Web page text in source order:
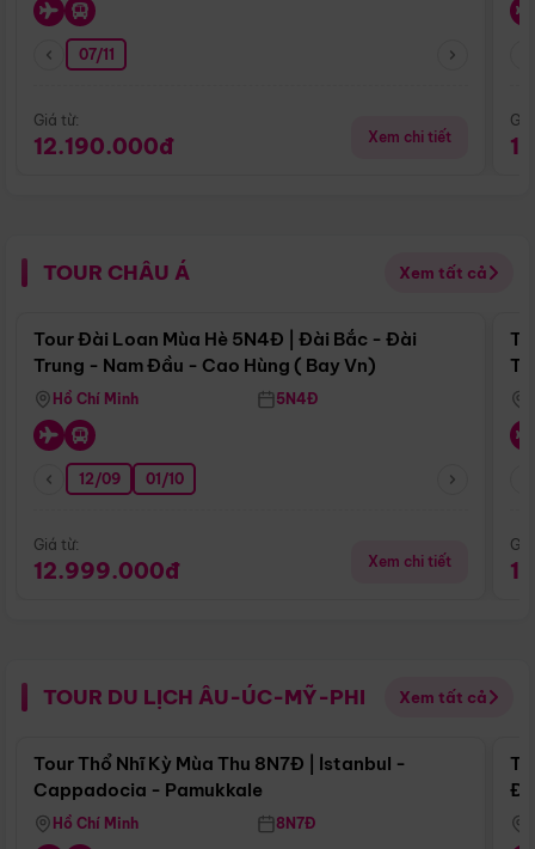
07/11
Giá từ:
12.190.000đ Xem chi tiết
TOUR CHÂU Á Xem tất cả
Điểm nổi bật
Tour Đài Loan Mùa Hè 5N4Đ | Đài Bắc - Đài
Trung - Nam Đầu - Cao Hùng ( Bay Vn)
Hồ Chí Minh 5N4Đ
12/09 01/10
Giá từ:
12.999.000đ Xem chi tiết
TOUR DU LỊCH ÂU-ÚC-MỸ-PHI Xem tất cả
Điểm nổi bật
Tour Thổ Nhĩ Kỳ Mùa Thu 8N7Đ | Istanbul -
Cappadocia - Pamukkale
Hồ Chí Minh 8N7Đ